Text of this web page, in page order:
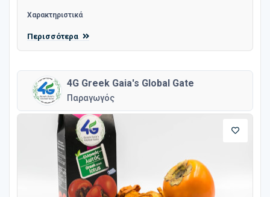
Χαρακτηριστικά
Περισσότερα
4G Greek Gaia's Global Gate
Παραγωγός